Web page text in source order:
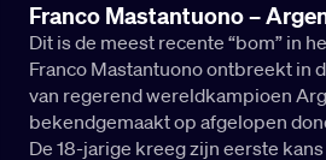
Franco Mastantuono –
Dit is de meest recente “bom” in
Franco Mastantuono ontbreekt in
van regerend wereldkampioen
bekendgemaakt op afgelopen
De 18-jarige kreeg zijn eerste